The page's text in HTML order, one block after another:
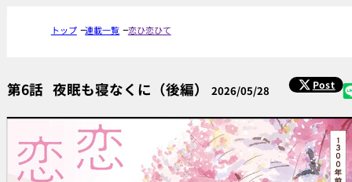
トップ 連載一覧 恋ひ恋ひて
第6話 夜眠も寝なくに（後編） 2026/05/28 Post